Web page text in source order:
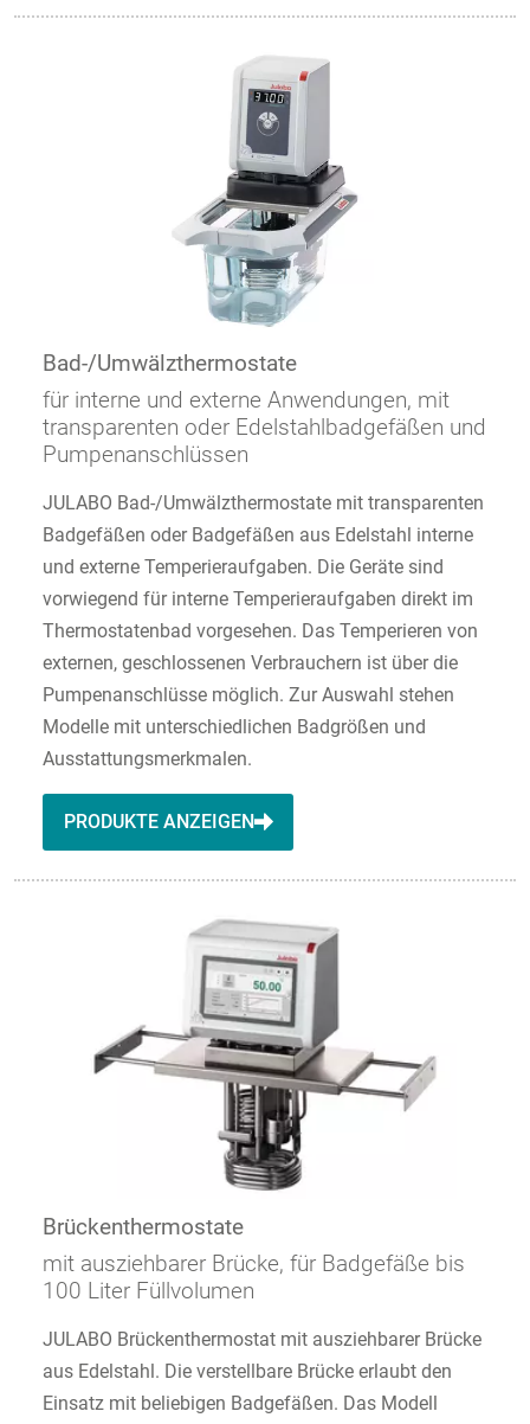
Bad-/Umwälzthermostate
für interne und externe Anwendungen, mit
transparenten oder Edelstahlbadgefäßen und
Pumpenanschlüssen
JULABO Bad-/Umwälzthermostate mit transparenten
Badgefäßen oder Badgefäßen aus Edelstahl interne
und externe Temperieraufgaben. Die Geräte sind
vorwiegend für interne Temperieraufgaben direkt im
Thermostatenbad vorgesehen. Das Temperieren von
externen, geschlossenen Verbrauchern ist über die
Pumpenanschlüsse möglich. Zur Auswahl stehen
Modelle mit unterschiedlichen Badgrößen und
Ausstattungsmerkmalen.
PRODUKTE ANZEIGEN
Brückenthermostate
mit ausziehbarer Brücke, für Badgefäße bis
100 Liter Füllvolumen
JULABO Brückenthermostat mit ausziehbarer Brücke
aus Edelstahl. Die verstellbare Brücke erlaubt den
Einsatz mit beliebigen Badgefäßen. Das Modell